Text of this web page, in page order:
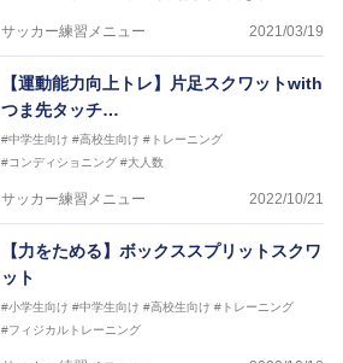
サッカー練習メニュー 2021/03/19
【運動能力向上トレ】片足スクワットwith
つま先タッチ…
#中学生向け #高校生向け #トレーニング
#コンディショニング #大人数
サッカー練習メニュー 2022/10/21
【力をためる】ボックススプリットスクワ
ット
#小学生向け #中学生向け #高校生向け #トレーニング
#フィジカルトレーニング